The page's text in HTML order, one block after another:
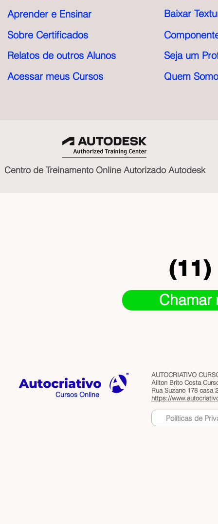
Aprender e Ensinar
Sobre Certificados
Relatos de outros Alunos
Acessar meus Cursos
Baixar
Seja um
Quem
Centro de Treinamento Online Autorizado Autodesk
(11)
Cursos Online
AUTOCRIATIVO
Ailton Brito Costa
Rua Suzano 178 casa
https://
Políticas de